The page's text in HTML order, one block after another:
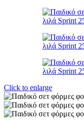
Click to enlarge